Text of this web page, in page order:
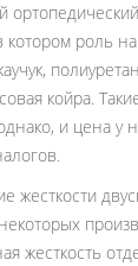
котором роль
койра.
и цена у
жесткости
жесткость